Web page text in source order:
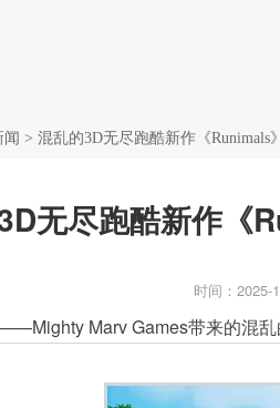
闻 > 混乱的3D无尽跑酷新作《Runimals
无尽跑酷新作《
时间：2025-
Marv Games带来的混